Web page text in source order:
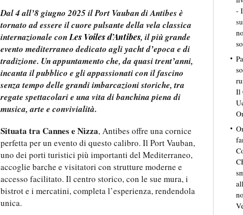
Dal 4 all’8 giugno 2025 il Port Vauban di Antibes è
tornato ad essere il cuore pulsante della vela classica
internazionale conLes Voiles d’Antibes, il più grande
evento mediterraneo dedicato agli yacht d’epoca e di
tradizione. Un appuntamento che, da quasi trent’anni,
incanta il pubblico e gli appassionati con il fascino
senza tempo delle grandi imbarcazioni storiche, tra
regate spettacolari e una vita di banchina piena di
musica, arte e convivialità.
Situata tra Cannes e Nizza, Antibes offre una cornice
perfetta per un evento di questo calibro. Il Port Vauban,
uno dei porti turistici più importanti del Mediterraneo,
accoglie barche e visitatori con strutture moderne e
accesso facilitato. Il centro storico, con le sue mura, i
bistrot e i mercatini, completa l’esperienza, rendendola
unica.
-
su
Il